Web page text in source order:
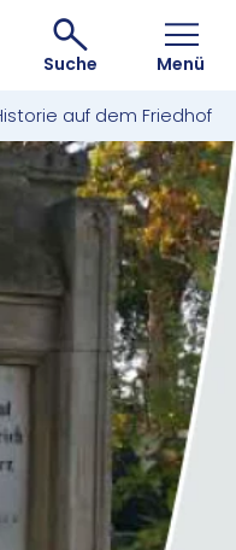
Suche Menü
auf dem Friedhof